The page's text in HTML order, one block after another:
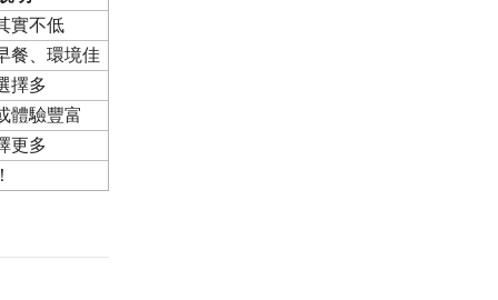
實不低
餐、環境佳
擇多
體驗豐富
更多